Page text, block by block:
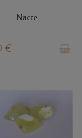
RUPTURE DE STOCK
Nacre
€